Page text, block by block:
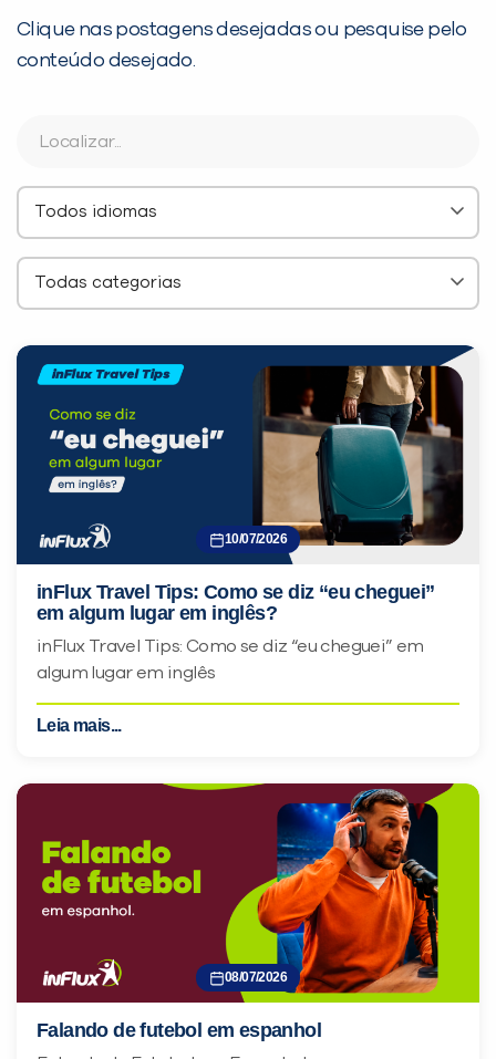
Clique nas postagens desejadas ou pesquise pelo
conteúdo desejado.
10/07/2026
inFlux Travel Tips: Como se diz “eu cheguei”
em algum lugar em inglês?
inFlux Travel Tips: Como se diz “eu cheguei” em
algum lugar em inglês
Leia mais...
08/07/2026
Falando de futebol em espanhol